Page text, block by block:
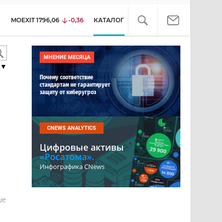
MOEXIT 1796,06 -0,36 КАТАЛОГ
МНЕНИЕ МЕСЯЦА
Почему соответствие
стандартам не гарантирует
защиту от киберугроз
CNEWS ANALYTICS
Цифровые активы
«Росатома».
Инфографика CNews